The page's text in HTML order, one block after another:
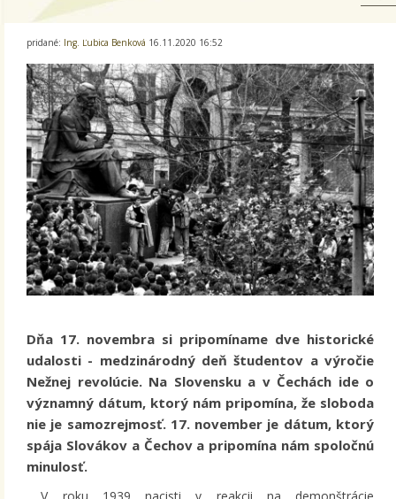
pridané: Ing. Ľubica Benková 16.11.2020 16:52
Dňa 17. novembra si pripomíname dve historické
udalosti - medzinárodný deň študentov a výročie
Nežnej revolúcie. Na Slovensku a v Čechách ide o
významný dátum, ktorý nám pripomína, že sloboda
nie je samozrejmosť. 17. november je dátum, ktorý
spája Slovákov a Čechov a pripomína nám spoločnú
minulosť.